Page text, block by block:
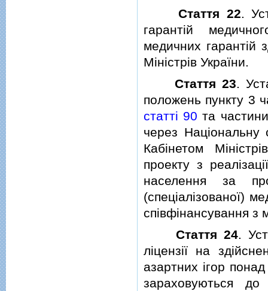
Стаття 22.
гарантiй
медичних гарантiй
Мiнiстрiв України.
Стаття 23.
положень пункту 3
статтi 90 та
через Нацiональну
Кабiнетом
проекту з
населення за
(спецiалiзованої)
спiвфiнансування з
Стаття 24.
лiцензiї на
азартних iгор
зараховуються